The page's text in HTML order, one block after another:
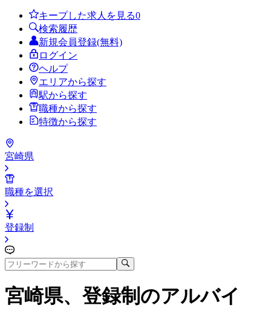
キープした求人を見る0
検索履歴
新規会員登録(無料)
ログイン
ヘルプ
エリアから探す
駅から探す
職種から探す
特徴から探す
宮崎県
職種を選択
登録制
宮崎県、登録制 のアルバイ